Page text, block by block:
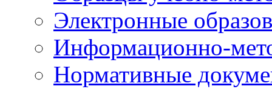
Электронные
Информационно-
Нормативные